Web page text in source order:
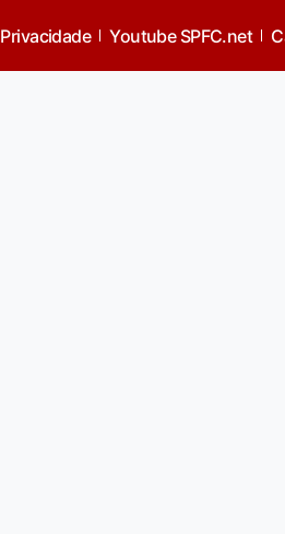
Privacidade Youtube SPFC.net